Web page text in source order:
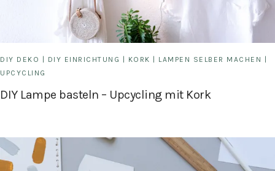
DIY DEKO | DIY EINRICHTUNG | KORK | LAMPEN SELBER MACHEN |
UPCYCLING
DIY Lampe basteln – Upcycling mit Kork